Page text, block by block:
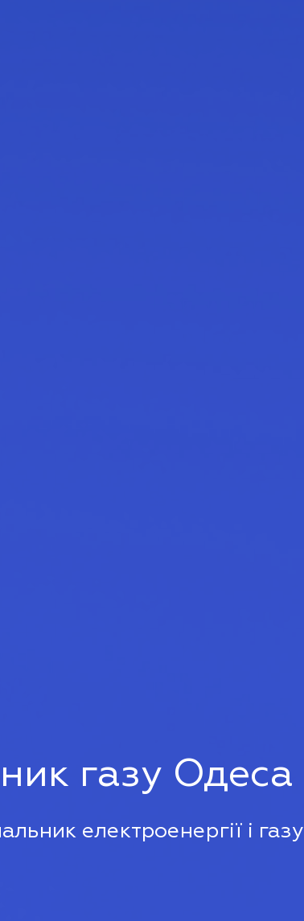
газу Одеса
електроенергії і газу